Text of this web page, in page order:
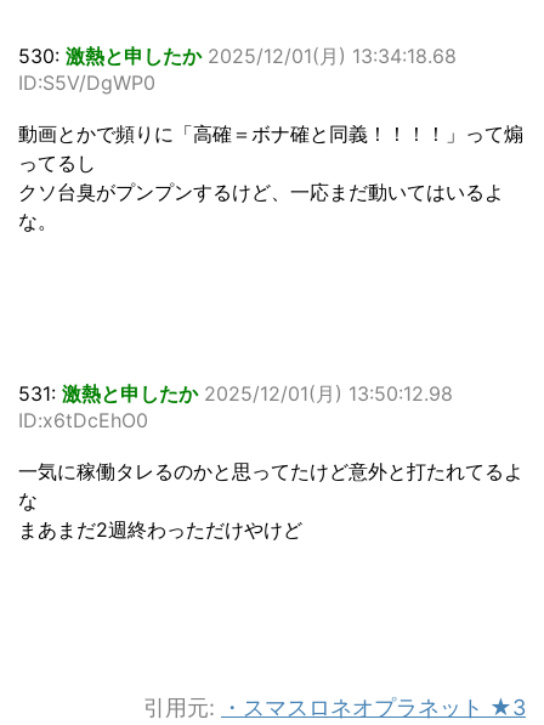
530: 激熱と申したか 2025/12/01(月) 13:34:18.68
ID:S5V/DgWP0
動画とかで頻りに「高確＝ボナ確と同義！！！！」って煽
ってるし
クソ台臭がプンプンするけど、一応まだ動いてはいるよ
な。
531: 激熱と申したか 2025/12/01(月) 13:50:12.98
ID:x6tDcEhO0
一気に稼働タレるのかと思ってたけど意外と打たれてるよ
な
まあまだ2週終わっただけやけど
引用元: ・スマスロネオプラネット ★3